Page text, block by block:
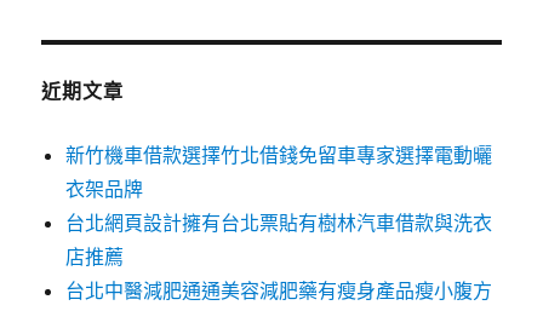
鍵
近期文章
新竹機車借款選擇竹北借錢免留車專家選擇電動曬
衣架品牌
台北網頁設計擁有台北票貼有樹林汽車借款與洗衣
店推薦
台北中醫減肥通通美容減肥藥有瘦身產品瘦小腹方